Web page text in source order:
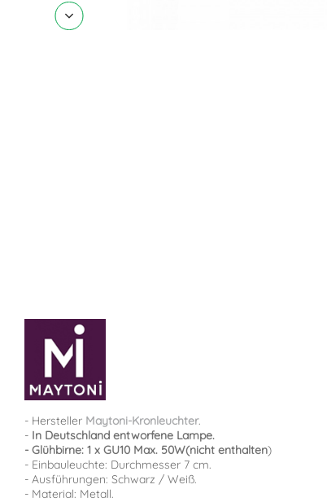
- Hersteller Maytoni-Kronleuchter.
- In Deutschland entworfene Lampe.
- Glühbirne: 1 x GU10 Max. 50W(nicht enthalten)
- Einbauleuchte: Durchmesser 7 cm.
- Ausführungen: Schwarz / Weiß.
- Material: Metall.